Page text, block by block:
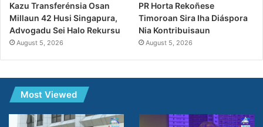
Kazu Transferénsia Osan
Millaun 42 Husi Singapura,
Advogadu Sei Halo Rekursu
August 5, 2026
PR Horta Rekoñese
Timoroan Sira Iha Diáspora
Nia Kontribuisaun
August 5, 2026
Most Viewed